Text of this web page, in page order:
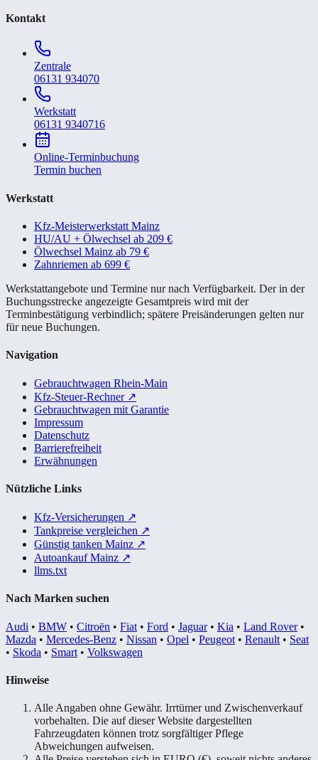
Kontakt
Zentrale
06131 934070
Werkstatt
06131 9340716
Online-Terminbuchung
Termin buchen
Werkstatt
Kfz-Meisterwerkstatt Mainz
HU/AU + Ölwechsel ab 209 €
Ölwechsel Mainz ab 79 €
Zahnriemen ab 699 €
Werkstattangebote und Termine nur nach Verfügbarkeit. Der in der
Buchungsstrecke angezeigte Gesamtpreis wird mit der
Terminbestätigung verbindlich; spätere Preisänderungen gelten nur
für neue Buchungen.
Navigation
Gebrauchtwagen Rhein-Main
Kfz-Steuer-Rechner ↗
Gebrauchtwagen mit Garantie
Impressum
Datenschutz
Barrierefreiheit
Erwähnungen
Nützliche Links
Kfz-Versicherungen ↗
Tankpreise vergleichen ↗
Günstig tanken Mainz ↗
Autoankauf Mainz ↗
llms.txt
Nach Marken suchen
Audi • BMW • Citroën • Fiat • Ford • Jaguar• Kia • Land Rover•
Mazda • Mercedes-Benz • Nissan • Opel • Peugeot • Renault • Seat
• Skoda • Smart • Volkswagen
Hinweise
Alle Angaben ohne Gewähr. Irrtümer und Zwischenverkauf
vorbehalten. Die auf dieser Website dargestellten
Fahrzeugdaten können trotz sorgfältiger Pflege
Abweichungen aufweisen.